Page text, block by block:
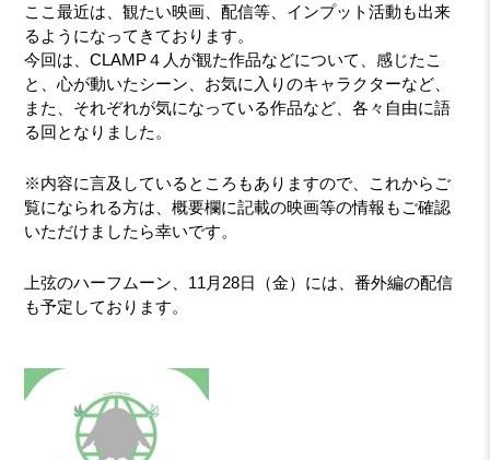
ここ最近は、観たい映画、配信等、インプット活動も出来
るようになってきております。
今回は、CLAMP４人が観た作品などについて、感じたこ
と、心が動いたシーン、お気に入りのキャラクターなど、
また、それぞれが気になっている作品など、各々自由に語
る回となりました。
※内容に言及しているところもありますので、これからご
覧になられる方は、概要欄に記載の映画等の情報もご確認
いただけましたら幸いです。
上弦のハーフムーン、11月28日（金）には、番外編の配信
も予定しております。